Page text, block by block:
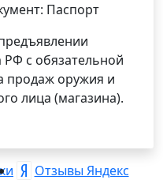
Паспорт
с обязательной
продаж оружия и
лица (магазина).
Отзывы Яндекс